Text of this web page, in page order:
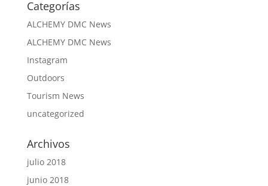
Categorías
ALCHEMY DMC News
ALCHEMY DMC News
Instagram
Outdoors
Tourism News
uncategorized
Archivos
julio 2018
junio 2018